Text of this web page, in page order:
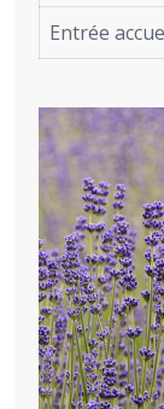
Entrée